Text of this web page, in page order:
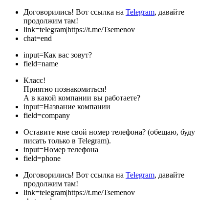
Договорились! Вот ссылка на Telegram, давайте
продолжим там!
link=telegram|https://t.me/Tsemenov
chat=end
input=Как вас зовут?
field=name
Класс!
Приятно познакомиться!
А в какой компании вы работаете?
input=Название компании
field=company
Оставите мне свой номер телефона? (обещаю, буду
писать только в Telegram).
input=Номер телефона
field=phone
Договорились! Вот ссылка на Telegram, давайте
продолжим там!
link=telegram|https://t.me/Tsemenov